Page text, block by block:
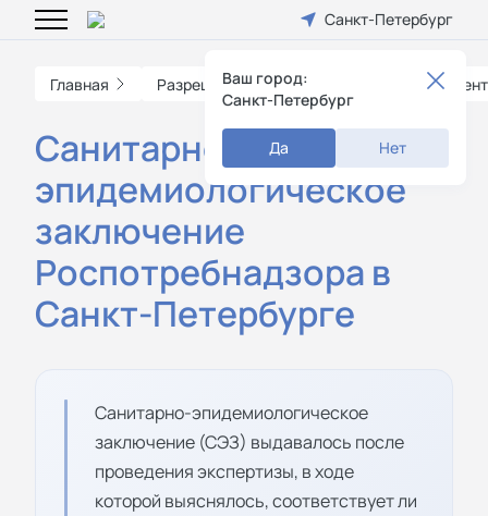
Санкт-Петербург
Ваш город:
Санкт-Петербург
Да Нет
Главная Разрешительные документы
Санитарно-
эпидемиологическое
заключение
Роспотребнадзора в
Санкт-Петербурге
Санитарно-эпидемиологическое
заключение (СЭЗ) выдавалось после
проведения экспертизы, в ходе
которой выяснялось, соответствует ли